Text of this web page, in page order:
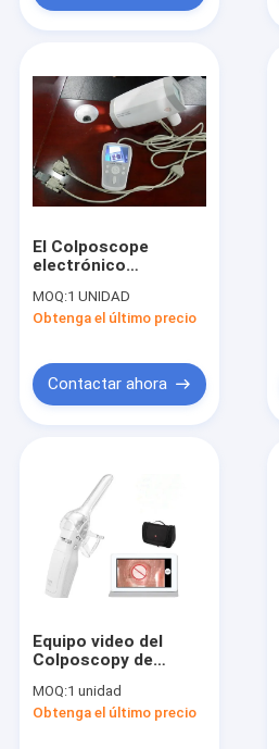
El Colposcope
electrónico
Digitaces estupendo
TENÍA PDA 50dB del
del control de
cámara de la pulgada
MOQ:1 UNIDAD
Obtenga el último precio
Contactar ahora
Equipo video del
Colposcopy de
AAA
MOQ:1 unidad
Obtenga el último precio